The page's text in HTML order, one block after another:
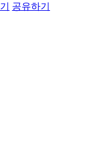
공유하기